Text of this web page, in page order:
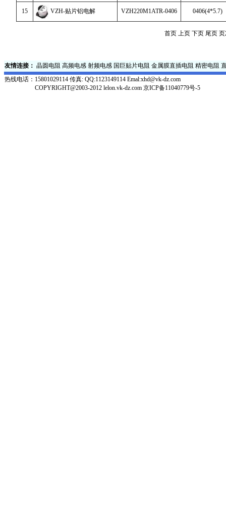
15 VZH-贴片铝电解 VZH220M1ATR-0406 0406(4*5.7)
首页 上页 下页 尾页页
友情连接： 晶圆电阻 高频电感 射频电感 国巨贴片电阻 金属膜直插电阻 精密电阻
热线电话： 15801029114 传真: QQ:1123149114 Emal:xhd@vk-dz.com
COPYRIGHT@2003-2012 lelon.vk-dz.com 京ICP备11040779号-5